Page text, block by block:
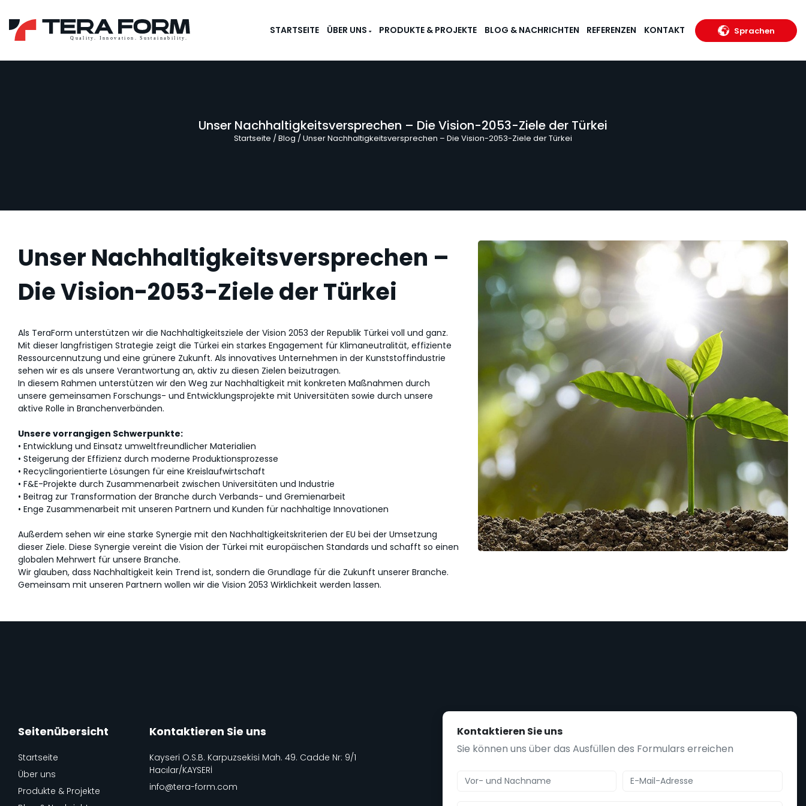
Sprachen
STARTSEITE ÜBER UNS PRODUKTE & PROJEKTE BLOG & NACHRICHTEN REFERENZEN KONTAKT
Unser Nachhaltigkeitsversprechen – Die Vision-2053-Ziele der Türkei
Startseite / Blog / Unser Nachhaltigkeitsversprechen – Die Vision-2053-Ziele der Türkei
Unser Nachhaltigkeitsversprechen –
Die Vision-2053-Ziele der Türkei
Als TeraForm unterstützen wir die Nachhaltigkeitsziele der Vision 2053 der Republik Türkei voll und ganz.
Mit dieser langfristigen Strategie zeigt die Türkei ein starkes Engagement für Klimaneutralität, effiziente
Ressourcennutzung und eine grünere Zukunft. Als innovatives Unternehmen in der Kunststoffindustrie
sehen wir es als unsere Verantwortung an, aktiv zu diesen Zielen beizutragen.
In diesem Rahmen unterstützen wir den Weg zur Nachhaltigkeit mit konkreten Maßnahmen durch
unsere gemeinsamen Forschungs- und Entwicklungsprojekte mit Universitäten sowie durch unsere
aktive Rolle in Branchenverbänden.
Unsere vorrangigen Schwerpunkte:
• Entwicklung und Einsatz umweltfreundlicher Materialien
• Steigerung der Effizienz durch moderne Produktionsprozesse
• Recyclingorientierte Lösungen für eine Kreislaufwirtschaft
• F&E-Projekte durch Zusammenarbeit zwischen Universitäten und Industrie
• Beitrag zur Transformation der Branche durch Verbands- und Gremienarbeit
• Enge Zusammenarbeit mit unseren Partnern und Kunden für nachhaltige Innovationen
Außerdem sehen wir eine starke Synergie mit den Nachhaltigkeitskriterien der EU bei der Umsetzung
dieser Ziele. Diese Synergie vereint die Vision der Türkei mit europäischen Standards und schafft so einen
globalen Mehrwert für unsere Branche.
Wir glauben, dass Nachhaltigkeit kein Trend ist, sondern die Grundlage für die Zukunft unserer Branche.
Gemeinsam mit unseren Partnern wollen wir die Vision 2053 Wirklichkeit werden lassen.
Seitenübersicht
Startseite
Über uns
Produkte & Projekte
Kontaktieren Sie uns
Kayseri O.S.B. Karpuzsekisi Mah. 49. Cadde Nr: 9/1
Hacılar/KAYSERİ
info@tera-form.com
Kontaktieren Sie uns
Sie können uns über das Ausfüllen des Formulars erreichen